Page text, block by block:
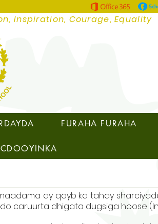
Inspiration, Courage, Equality
FURAHA FURAHA
ay qayb ka tahay
caruurta dhigata dugsiga hoose